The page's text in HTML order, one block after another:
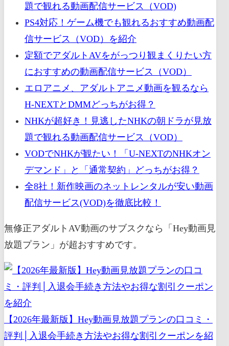
題で観れる動画配信サービス（VOD)
PS4対応！ゲーム機でも観れるおすすめ動画配
信サービス（VOD）を紹介
定額でアダルトAVをがっつり観まくりたい方
におすすめの動画配信サービス（VOD）
エロアニメ、アダルトアニメ動画を観るなら
H-NEXTとDMMどっちがお得？
NHKが超好き！見逃したNHKの朝ドラが見放
題で観れる動画配信サービス（VOD）
VODでNHKが観たい！「U-NEXTのNHKオン
デマンド」と「通常契約」どっちがお得？
全8社！新作映画のネットレンタルが安い動画
配信サービス(VOD)を徹底比較！
無修正アダルトAV動画のサブスクなら「Hey動画見
放題プラン」が超おすすめです。
【2026年最新版】Hey動画見放題プランの口コミ・
評判│入退会手続き方法やお得な割引クーポンを紹